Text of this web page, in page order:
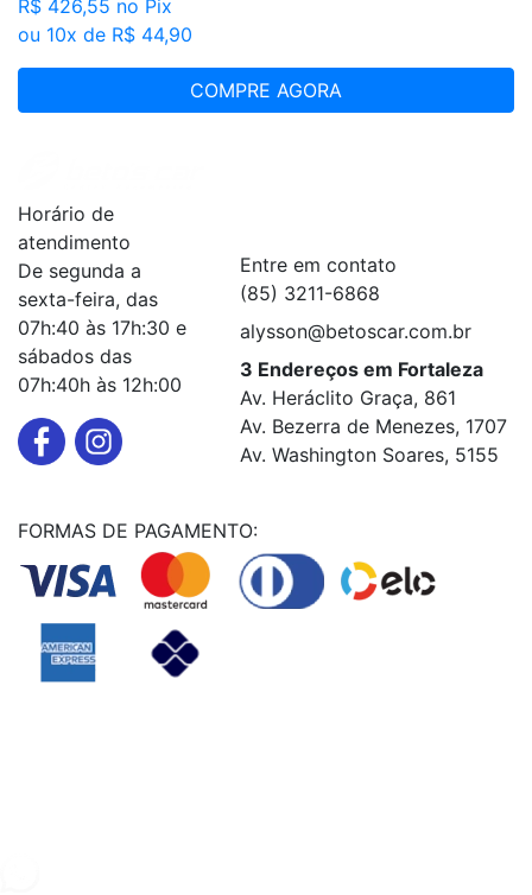
R$ 426,55 no Pix
ou 10x de R$ 44,90
COMPRE AGORA
Horário de
atendimento
De segunda a
sexta-feira, das
07h:40 às 17h:30 e
sábados das
07h:40h às 12h:00
Entre em contato
(85) 3211-6868
alysson@betoscar.com.br
3 Endereços em Fortaleza
Av. Heráclito Graça, 861
Av. Bezerra de Menezes, 1707
Av. Washington Soares, 5155
FORMAS DE PAGAMENTO: